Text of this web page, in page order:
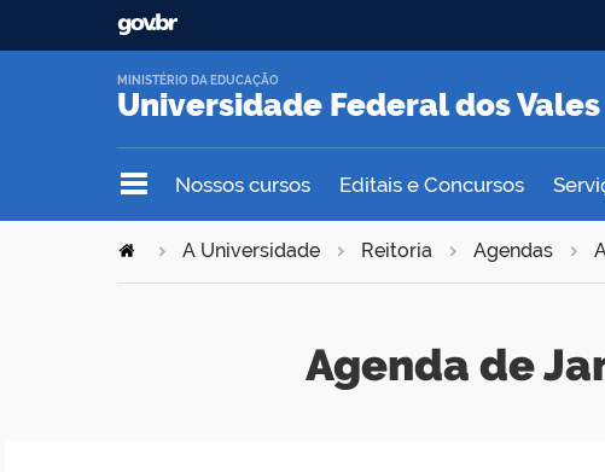
Universidade Federal dos
MINISTÉRIO DA EDUCAÇÃO
Nossos cursos Editais e Concursos
A Universidade Reitoria Agendas
Agenda de